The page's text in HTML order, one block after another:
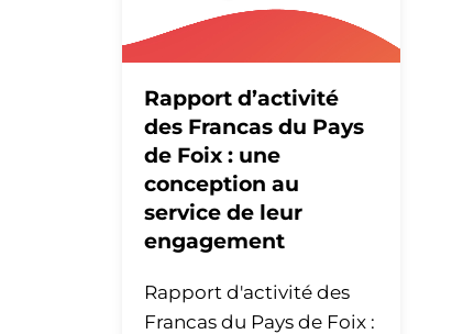
Rapport d’activité
des Francas du Pays
de Foix : une
conception au
service de leur
engagement
Rapport d'activité des
Francas du Pays de Foix :